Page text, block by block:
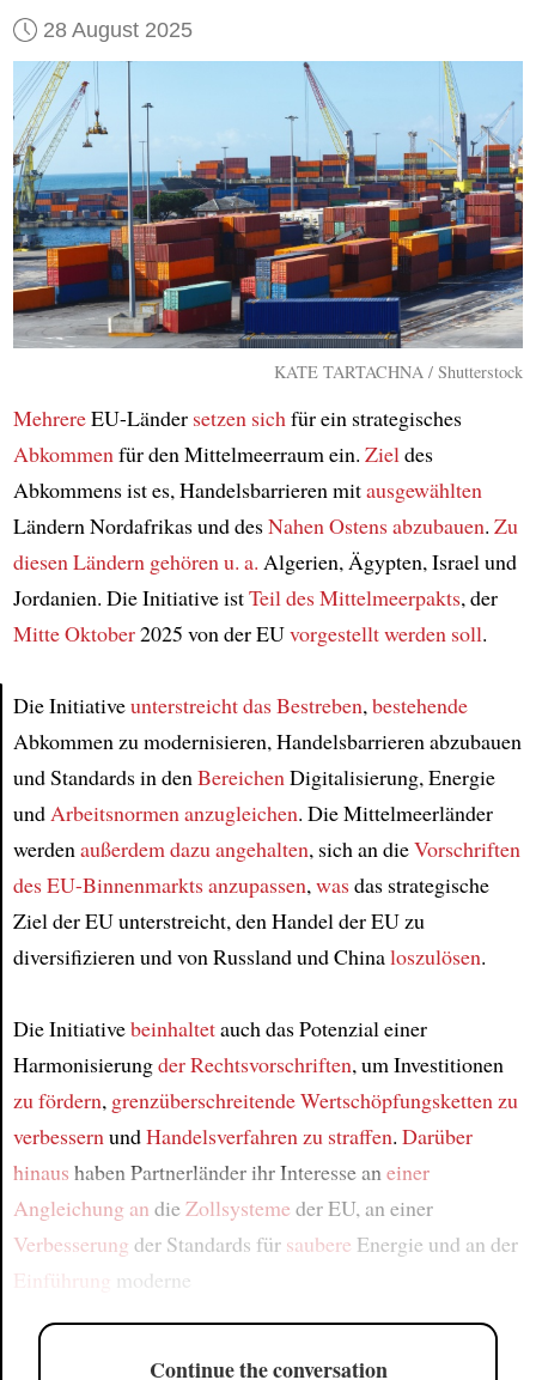
Article
28 August 2025
KATE TARTACHNA / Shutterstock
MehrereEU-Länder setzen sich für ein strategisches
Abkommen für den Mittelmeerraum ein. Ziel des
Abkommens ist es, Handelsbarrieren mitausgewählten
Ländern Nordafrikas und desNahen Ostensabzubauen. Zu
diesen Ländern gehören u. a. Algerien, Ägypten, Israel und
Jordanien. Die Initiative istTeil des Mittelmeerpakts, der
Mitte Oktober2025 von der EUvorgestellt werden soll.
Die Initiativeunterstreicht das Bestreben, bestehende
Abkommen zu modernisieren, Handelsbarrieren abzubauen
und Standards in den Bereichen Digitalisierung, Energie
und Arbeitsnormen anzugleichen. Die Mittelmeerländer
werden außerdem dazu angehalten, sich an dieVorschriften
des EU-Binnenmarktsanzupassen, wasdas strategische
Ziel der EU unterstreicht, den Handel der EU zu
diversifizieren und von Russland und Chinaloszulösen.
Die Initiativebeinhaltetauch das Potenzial einer
Harmonisierungder Rechtsvorschriften, um Investitionen
zu fördern, grenzüberschreitende Wertschöpfungsketten zu
verbessern undHandelsverfahren zu straffen. Darüber
hinaus haben Partnerländer ihr Interesse an einer
Angleichung an dieZollsystemeder EU, an einer
Verbesserung der Standards für saubere Energie und an der
Einführung moderne
Continue the conversation